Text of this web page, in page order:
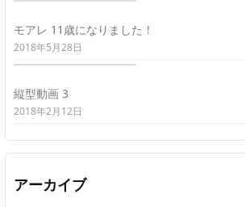
モアレ 11歳になりました！
2018年5月28日
縦型動画 3
2018年2月12日
アーカイブ